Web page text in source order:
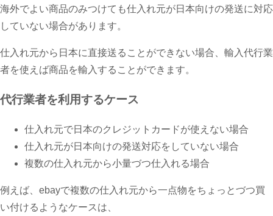
海外でよい商品のみつけても仕入れ元が日本向けの発送に対応
していない場合があります。
仕入れ元から日本に直接送ることができない場合、輸入代行業
者を使えば商品を輸入することができます。
代行業者を利用するケース
仕入れ元で日本のクレジットカードが使えない場合
仕入れ元が日本向けの発送対応をしていない場合
複数の仕入れ元から小量づつ仕入れる場合
例えば、ebayで複数の仕入れ元から一点物をちょっとづつ買
い付けるようなケースは、